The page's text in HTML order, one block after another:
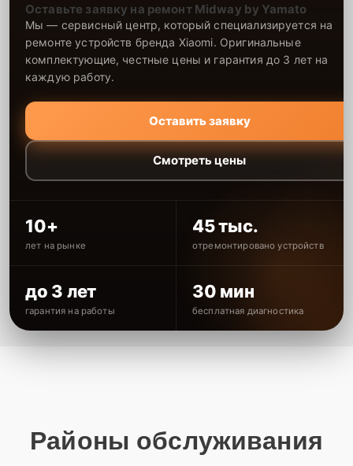
Оставьте заявку на ремонт Midway by Yamato
Мы — сервисный центр, который специализируется на
ремонте устройств бренда Xiaomi. Оригинальные
комплектующие, честные цены и гарантия до 3 лет на
каждую работу.
Оставить заявку
Смотреть цены
10+
лет на рынке
45 тыс.
отремонтировано устройств
до 3 лет
гарантия на работы
30 мин
бесплатная диагностика
Районы обслуживания